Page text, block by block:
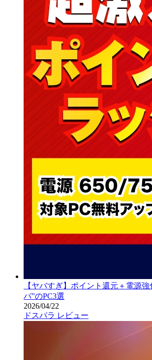
【ヤバすぎ】ポイント還元＋電源
パ”のPC3選
2026/04/22
ドスパラ レビュー